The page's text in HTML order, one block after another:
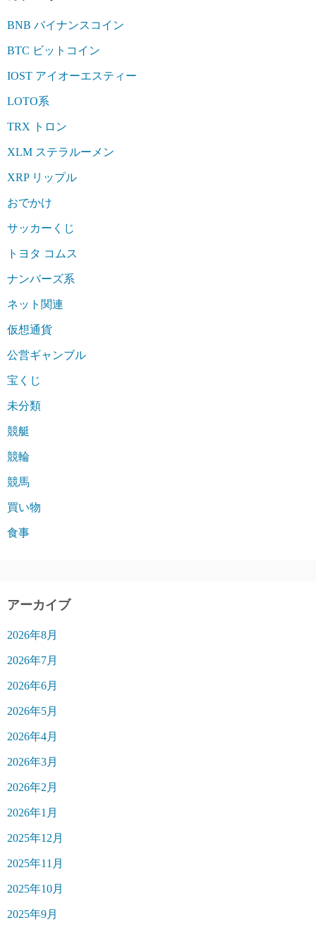
BNB バイナンスコイン
BTC ビットコイン
IOST アイオーエスティー
LOTO系
TRX トロン
XLM ステラルーメン
XRP リップル
おでかけ
サッカーくじ
トヨタ コムス
ナンバーズ系
ネット関連
仮想通貨
公営ギャンブル
宝くじ
未分類
競艇
競輪
競馬
買い物
食事
アーカイブ
2026年8月
2026年7月
2026年6月
2026年5月
2026年4月
2026年3月
2026年2月
2026年1月
2025年12月
2025年11月
2025年10月
2025年9月